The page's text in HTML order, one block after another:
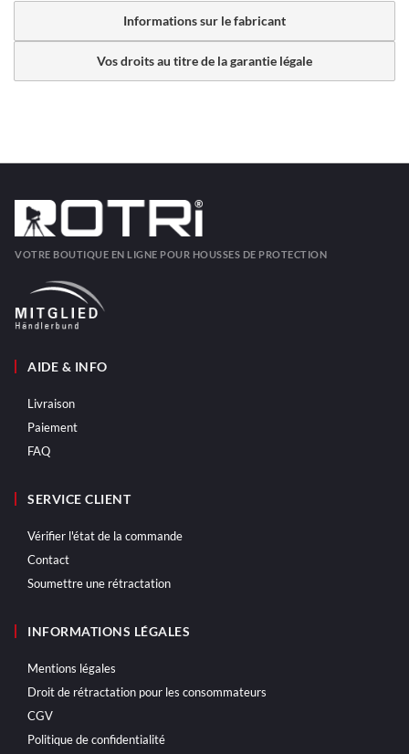
Informations sur le fabricant
Vos droits au titre de la garantie légale
VOTRE BOUTIQUE EN LIGNE POUR HOUSSES DE PROTECTION
AIDE & INFO
Livraison
Paiement
FAQ
SERVICE CLIENT
Vérifier l'état de la commande
Contact
Soumettre une rétractation
INFORMATIONS LÉGALES
Mentions légales
Droit de rétractation pour les consommateurs
CGV
Politique de confidentialité